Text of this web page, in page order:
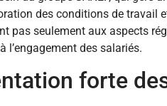
des conditions de travail
pas seulement aux aspects
l’engagement des salariés.
forte